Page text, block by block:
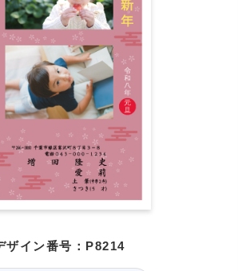
ザイン番号：P8214